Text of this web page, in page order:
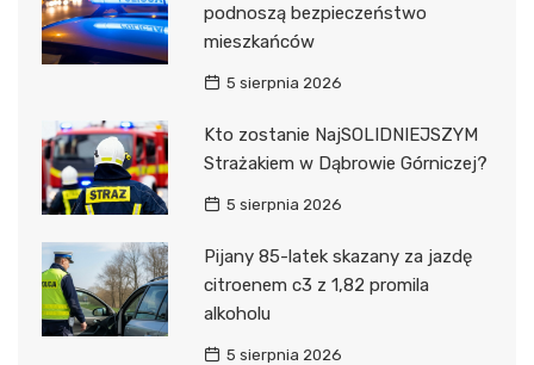
podnoszą bezpieczeństwo
mieszkańców
5 sierpnia 2026
Kto zostanie NajSOLIDNIEJSZYM
Strażakiem w Dąbrowie Górniczej?
5 sierpnia 2026
Pijany 85-latek skazany za jazdę
citroenem c3 z 1,82 promila
alkoholu
5 sierpnia 2026